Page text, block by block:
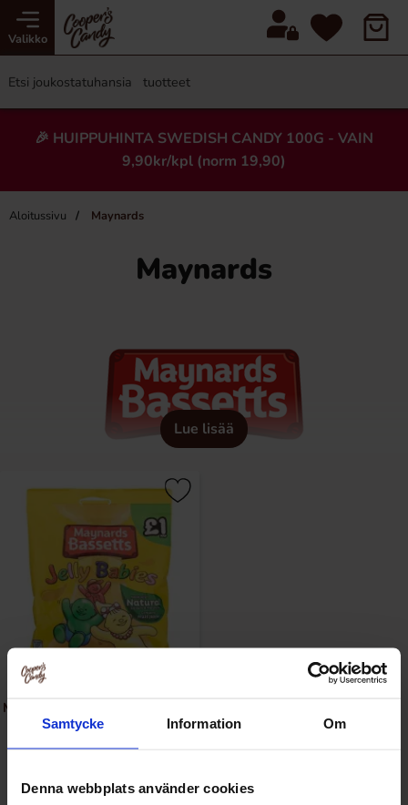
Samtycke Information Om
Denna webbplats använder cookies
Valikko
🎉 HUIPPUHINTA SWEDISH CANDY 100G - VAIN
9,90kr/kpl (norm 19,90)
Aloitussivu Maynards
Maynards
Lue lisää
Maynards Bassetts Jelly Babies
130g